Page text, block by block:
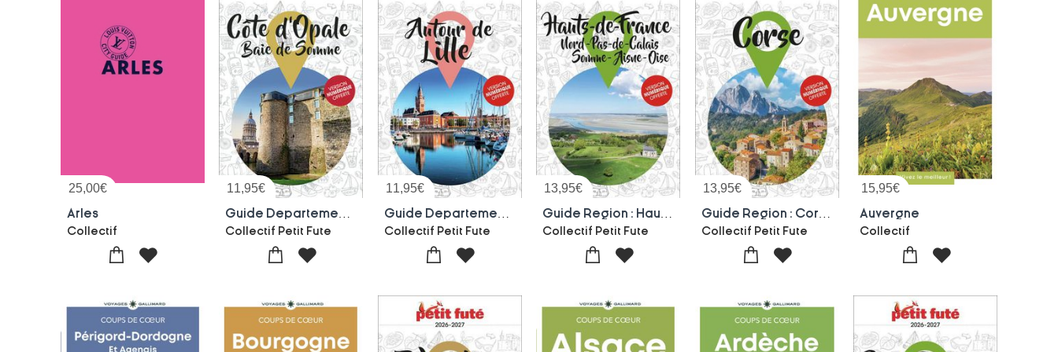
25,00€
Arles
Collectif
11,95€
Collectif Petit Fute
11,95€
Collectif Petit Fute
13,95€
Collectif Petit Fute
13,95€
Collectif Petit Fute
15,95€
Auvergne
Collectif